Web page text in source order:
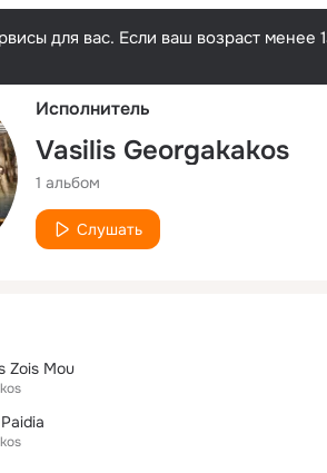
для вас. Если ваш возраст менее
Исполнитель
Vasilis Georgakakos
1 альбом
Слушать
Zois Mou